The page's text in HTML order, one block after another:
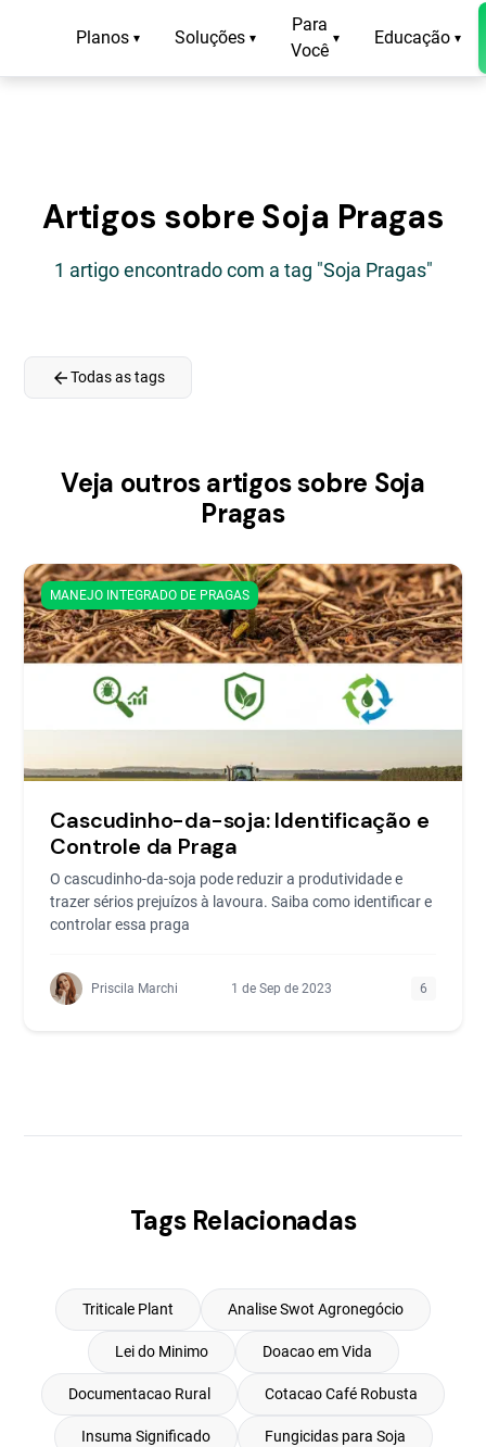
Planos ▾ Soluções ▾
Para
Você
▾ Educação ▾
Artigos sobre Soja Pragas
1 artigo encontrado com a tag "Soja Pragas"
arrow_backTodas as tags
Veja outros artigos sobre Soja
Pragas
MANEJO INTEGRADO DE PRAGAS
Cascudinho-da-soja: Identificação e
Controle da Praga
O cascudinho-da-soja pode reduzir a produtividade e
trazer sérios prejuízos à lavoura. Saiba como identificar e
controlar essa praga
Priscila Marchi 1 de Sep de 2023 6
Tags Relacionadas
Triticale Plant Analise Swot Agronegócio
Lei do Minimo Doacao em Vida
Documentacao Rural Cotacao Café Robusta
Insuma Significado Fungicidas para Soja